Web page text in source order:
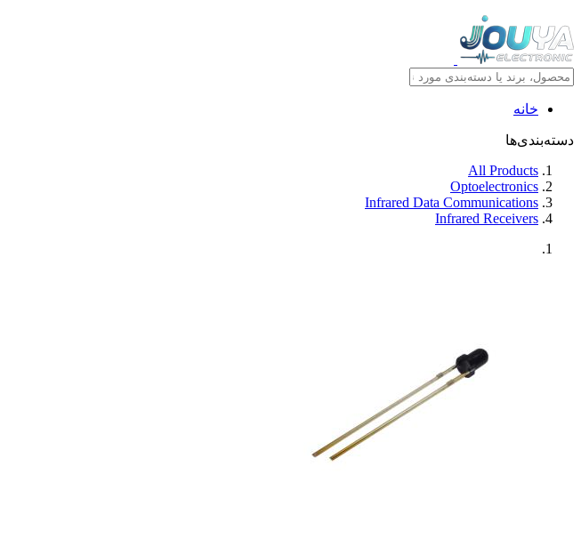
خانه
دسته‌بندی‌ها
All Products
Optoelectronics
Infrared Data Communications
Infrared Receivers